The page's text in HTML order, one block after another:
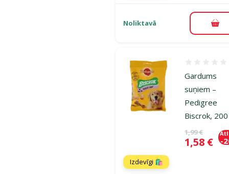
Noliktavā
Gardums
suņiem –
Pedigree
Biscrok,
Oriģinālā
1,99 €
Cena
1,58 € -
Izdevīgi 🛍️